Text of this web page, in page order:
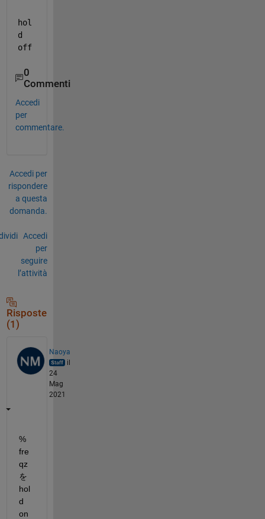
hol
off
0
Commenti
Accedi
per
commentare.
Accedi per
rispondere
a questa
domanda.
Accedi
per
seguire
l’attività
Risposte
(1)
Naoya
il
24
Mag
2021
%
fre
qz
を
hol
d
on